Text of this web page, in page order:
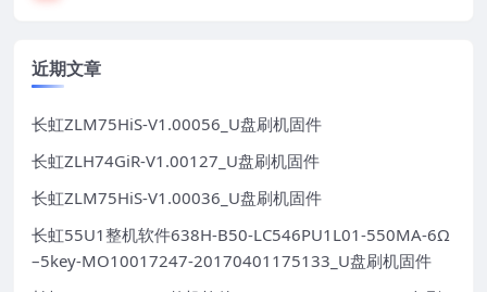
近期文章
长虹ZLM75HiS-V1.00056_U盘刷机固件
长虹ZLH74GiR-V1.00127_U盘刷机固件
长虹ZLM75HiS-V1.00036_U盘刷机固件
长虹55U1整机软件638H-B50-LC546PU1L01-550MA-6Ω
–5key-MO10017247-20170401175133_U盘刷机固件